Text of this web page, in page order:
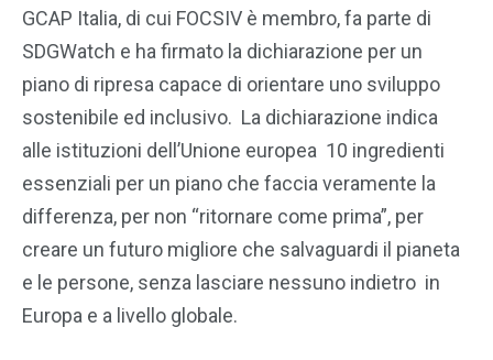
GCAP Italia, di cui FOCSIV è membro, fa parte di
SDGWatch e ha firmato la dichiarazione per un
piano di ripresa capace di orientare uno sviluppo
sostenibile ed inclusivo. La dichiarazione indica
alle istituzioni dell’Unione europea 10 ingredienti
essenziali per un piano che faccia veramente la
differenza, per non “ritornare come prima”, per
creare un futuro migliore che salvaguardi il pianeta
e le persone, senza lasciare nessuno indietro in
Europa e a livello globale.